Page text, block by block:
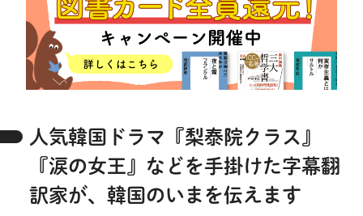
きょうの レシピ
レシピ その他
keyword
人気韓国ドラマ『梨泰院クラス』
『涙の女王』などを手掛けた字幕翻
訳家が、韓国のいまを伝えます